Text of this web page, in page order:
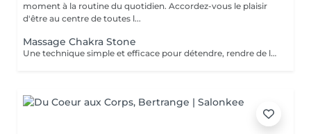
moment à la routine du quotidien. Accordez-vous le plaisir
d'être au centre de toutes l...
Massage Chakra Stone
Une technique simple et efficace pour détendre, rendre de l'énergie et diminuer le stress. Un massage particulièrement apprécié en hiver.